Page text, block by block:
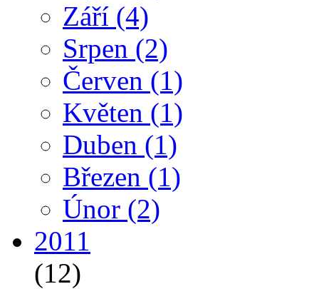
Září (4)
Srpen (2)
Červen (1)
Květen (1)
Duben (1)
Březen (1)
Únor (2)
2011
(12)